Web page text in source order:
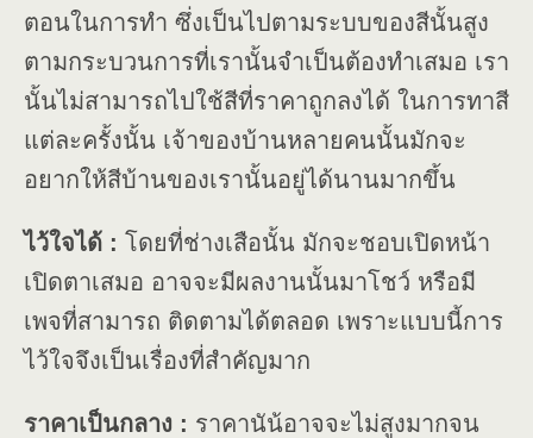
ตอนในการทำ ซึ่งเป็นไปตามระบบของสีนั้นสูง
ตามกระบวนการที่เรานั้นจำเป็นต้องทำเสมอ เรา
นั้นไม่สามารถไปใช้สีที่ราคาถูกลงได้ ในการทาสี
แต่ละครั้งนั้น เจ้าของบ้านหลายคนนั้นมักจะ
อยากให้สีบ้านของเรานั้นอยู่ได้นานมากขึ้น
ไว้ใจได้ : โดยที่ช่างเสือนั้น มักจะชอบเปิดหน้า
เปิดตาเสมอ อาจจะมีผลงานนั้นมาโชว์ หรือมี
เพจที่สามารถ ติดตามได้ตลอด เพราะแบบนี้การ
ไว้ใจจึงเป็นเรื่องที่สำคัญมาก
ราคาเป็นกลาง : ราคานัน้อาจจะไม่สูงมากจน